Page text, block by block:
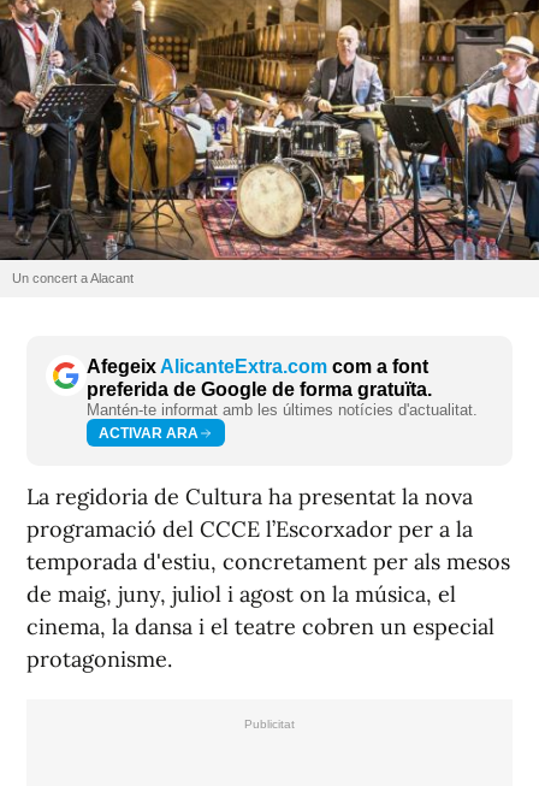
Un concert a Alacant
AfegeixAlicanteExtra.com com a font
preferida de Google de forma gratuïta.
Mantén-te informat amb les últimes notícies d'actualitat.
ACTIVAR ARA
La regidoria de Cultura ha presentat la nova
programació del CCCE l’Escorxador per a la
temporada d'estiu, concretament per als mesos
de maig, juny, juliol i agost on la música, el
cinema, la dansa i el teatre cobren un especial
protagonisme.